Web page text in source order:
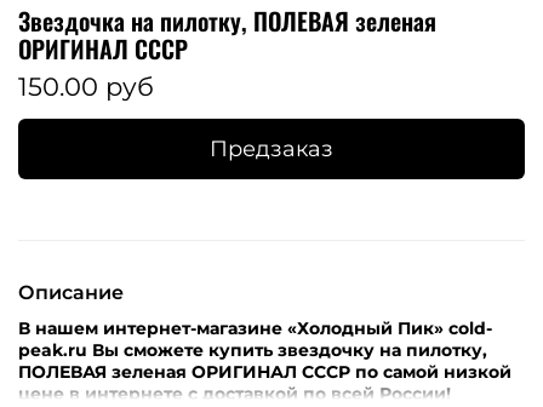
Звездочка на пилотку, ПОЛЕВАЯ зеленая
ОРИГИНАЛ СССР
150.00 руб
Предзаказ
Описание
В нашем интернет-магазине «Холодный Пик» cold-
peak.ru Вы сможете купить звездочку на пилотку,
ПОЛЕВАЯ зеленая ОРИГИНАЛ СССР по самой низкой
цене в интернете с доставкой по всей России!